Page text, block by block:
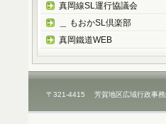
真岡線SL運行協議会
＿ もおかSL倶楽部
真岡鐵道WEB
〒321-4415 芳賀地区広域行政